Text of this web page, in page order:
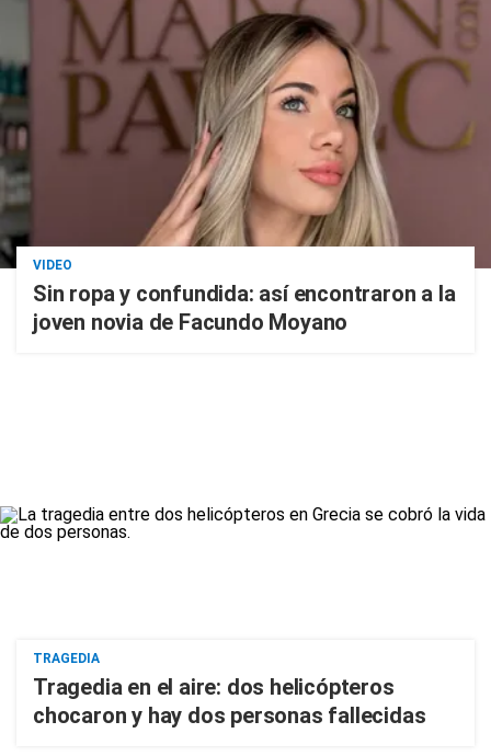
VIDEO
Sin ropa y confundida: así encontraron a la
joven novia de Facundo Moyano
TRAGEDIA
Tragedia en el aire: dos helicópteros
chocaron y hay dos personas fallecidas